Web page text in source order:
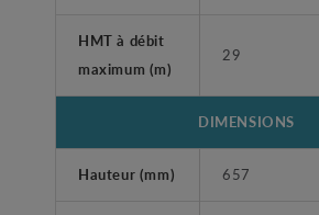
HMT à débit
maximum (m)
29
DIMENSIONS
Hauteur (mm) 657